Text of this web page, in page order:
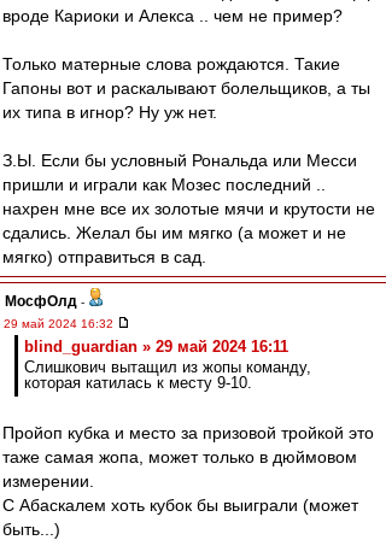
вроде Кариоки и Алекса .. чем не пример?
Только матерные слова рождаются. Такие
Гапоны вот и раскалывают болельщиков, а ты
их типа в игнор? Ну уж нет.
З.Ы. Если бы условный Рональда или Месси
пришли и играли как Мозес последний ..
нахрен мне все их золотые мячи и крутости не
сдались. Желал бы им мягко (а может и не
мягко) отправиться в сад.
МосфОлд -
29 май 2024 16:32
blind_guardian » 29 май 2024 16:11
Слишкович вытащил из жопы команду,
которая катилась к месту 9-10.
Пройоп кубка и место за призовой тройкой это
таже самая жопа, может только в дюймовом
измерении.
С Абаскалем хоть кубок бы выиграли (может
быть...)